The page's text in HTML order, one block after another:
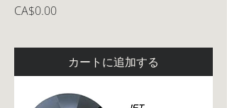
価格
CA$0.00
カートに追加する